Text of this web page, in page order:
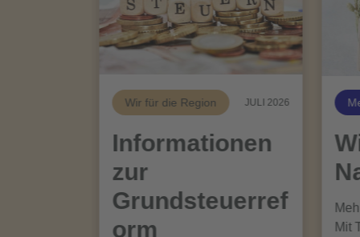
Wir für die Region JULI 2026
Informationen
zur
Grundsteuerref
orm
Mit